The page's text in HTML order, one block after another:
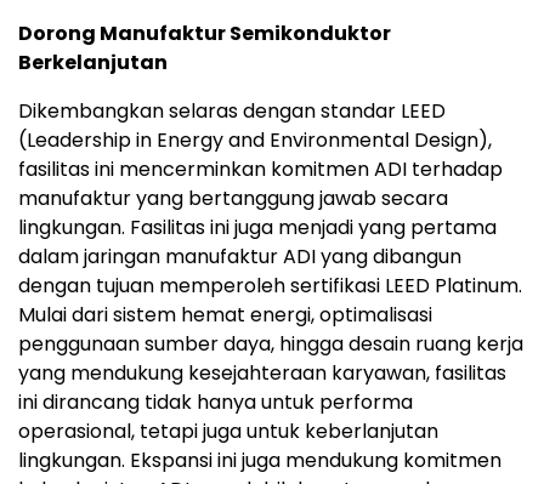
Dorong Manufaktur Semikonduktor
Berkelanjutan
Dikembangkan selaras dengan standar LEED
(Leadership in Energy and Environmental Design),
fasilitas ini mencerminkan komitmen ADI terhadap
manufaktur yang bertanggung jawab secara
lingkungan. Fasilitas ini juga menjadi yang pertama
dalam jaringan manufaktur ADI yang dibangun
dengan tujuan memperoleh sertifikasi LEED Platinum.
Mulai dari sistem hemat energi, optimalisasi
penggunaan sumber daya, hingga desain ruang kerja
yang mendukung kesejahteraan karyawan, fasilitas
ini dirancang tidak hanya untuk performa
operasional, tetapi juga untuk keberlanjutan
lingkungan. Ekspansi ini juga mendukung komitmen